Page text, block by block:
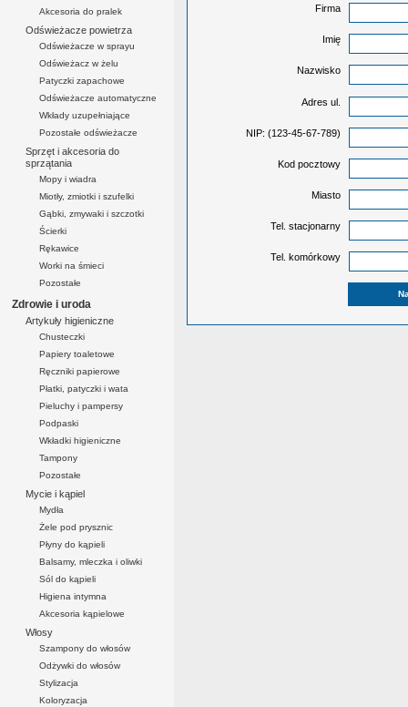
Akcesoria do pralek
Odświeżacze powietrza
Odświeżacze w sprayu
Odświeżacz w żelu
Patyczki zapachowe
Odświeżacze automatyczne
Wkłady uzupełniające
Pozostałe odświeżacze
Sprzęt i akcesoria do
sprzątania
Mopy i wiadra
Miotły, zmiotki i szufelki
Gąbki, zmywaki i szczotki
Ścierki
Rękawice
Worki na śmieci
Pozostałe
Zdrowie i uroda
Artykuły higieniczne
Chusteczki
Papiery toaletowe
Ręczniki papierowe
Płatki, patyczki i wata
Pieluchy i pampersy
Podpaski
Wkładki higieniczne
Tampony
Pozostałe
Mycie i kąpiel
Mydła
Żele pod prysznic
Płyny do kąpieli
Balsamy, mleczka i oliwki
Sól do kąpieli
Higiena intymna
Akcesoria kąpielowe
Włosy
Szampony do włosów
Odżywki do włosów
Stylizacja
Koloryzacja
Firma
Imię
Nazwisko
Adres ul.
NIP: (123-45-67-789)
Kod pocztowy
Miasto
Tel. stacjonarny
Tel. komórkowy